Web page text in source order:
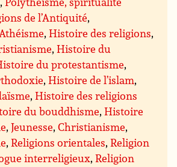
de l’Antiquité,
Athéisme,Histoire des religions,
,Histoire du
du protestantisme,
,Histoire de l’islam,
,Histoire des religions
du bouddhisme,Histoire
,Jeunesse,Christianisme,
,Religions orientales,Religion
interreligieux,Religion